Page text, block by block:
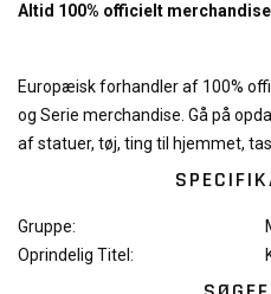
Altid 100% officielt
Europæisk forhandler af 100%
og Serie merchandise. Gå på
af statuer, tøj, ting til hjemmet,
Gruppe:
Oprindelig Titel: